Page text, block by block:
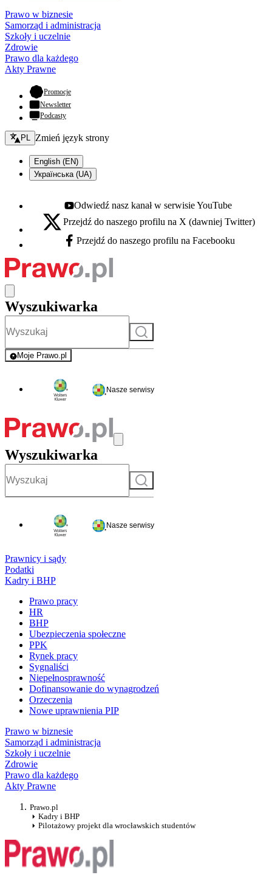
Prawo w biznesie
Samorząd i administracja
Szkoły i uczelnie
Zdrowie
Prawo dla każdego
Akty Prawne
Promocje- otwiera się w nowej karcie
Newsletter
Podcasty
Zmień język - bieżący:
PL Zmień język strony
English (EN)
Українська (UA)
Youtube - otwiera się w nowej karcie
Odwiedź nasz kanał w serwisie YouTube
X - otwiera się w nowej karcie
Przejdź do naszego profilu na X (dawniej Twitter)
Facebook - otwiera się w nowej karcie
Przejdź do naszego profilu na Facebooku
Wyszukiwarka
Szukaj
Moje Prawo.pl
- rejestracja i logowanie do serwisu
Nasze serwisy
Wyszukiwarka
Szukaj
Nasze serwisy
Prawnicy i sądy
Podatki
Kadry i BHP
Prawo pracy
HR
BHP
Ubezpieczenia społeczne
PPK
Rynek pracy
Sygnaliści
Niepełnosprawność
Dofinansowanie do wynagrodzeń
Orzeczenia
Nowe uprawnienia PIP
Prawo w biznesie
Samorząd i administracja
Szkoły i uczelnie
Zdrowie
Prawo dla każdego
Akty Prawne
Prawo.pl
Kadry i BHP
Pilotażowy projekt dla wrocławskich studentów